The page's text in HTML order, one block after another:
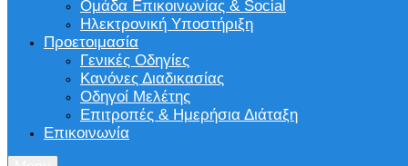
Ομάδα Επικοινωνίας & Social
Ηλεκτρονική Υποστήριξη
Προετοιμασία
Γενικές Οδηγίες
Κανόνες Διαδικασίας
Οδηγοί Μελέτης
Επιτροπές & Ημερήσια Διάταξη
Επικοινωνία